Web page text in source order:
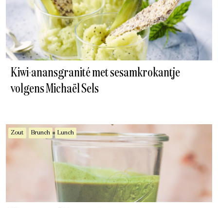
Kiwi-anansgranité met sesamkrokantje
volgens Michaël Sels
Zout Brunch Lunch